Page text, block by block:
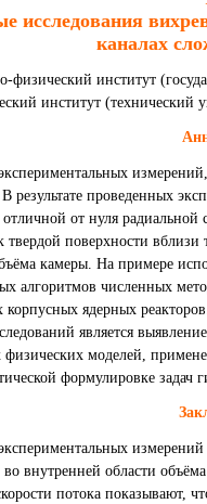
исследования
каналах
институт
институт (технический
результате проведенных
от нуля
твердой поверхности
камеры. На примере
алгоритмов численных
корпусных ядерных
является
физических моделей,
формулировке задач
внутренней области
потока показывают,